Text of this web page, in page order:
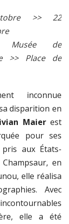
>> 22
Musée de
>> Place de
inconnue
disparition en
Maierest
pour ses
aux États-
en
elle réalisa
Avec
elle a été